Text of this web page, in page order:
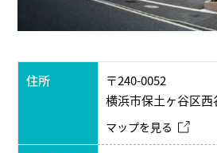
住所
〒240-0052
横浜市保土ヶ谷区西
マップを見る